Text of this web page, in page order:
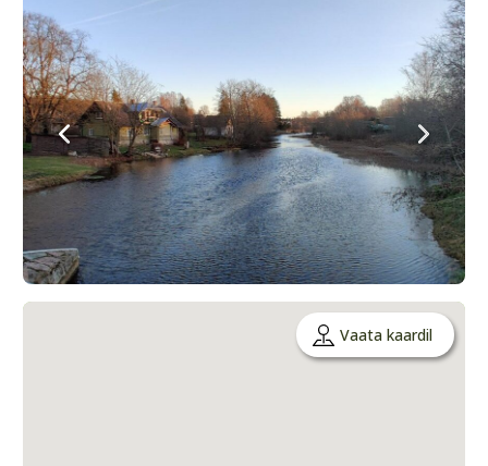
Vaata kaardil